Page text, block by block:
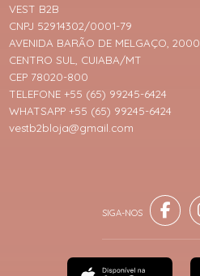
VEST B2B
CNPJ 52914302/0001-79
AVENIDA BARÃO DE MELGAÇO, 2000
CENTRO SUL, CUIABA/MT
CEP 78020-800
TELEFONE +55 (65) 99245-6424
WHATSAPP +55 (65) 99245-6424
vestb2bloja@gmail.com